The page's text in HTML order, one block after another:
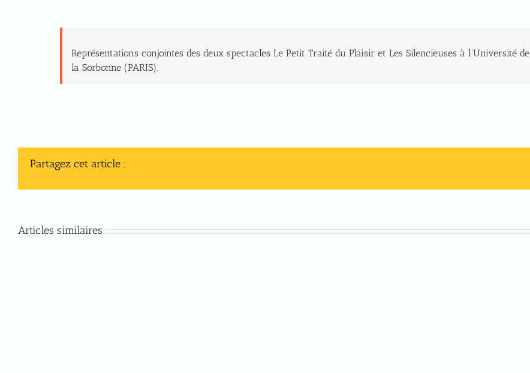
Représentations conjointes des deux spectacles Le Petit Traité du Plaisir et Les Silencieuses à l’Université de
la Sorbonne (PARIS).
Partagez cet article :
Articles similaires